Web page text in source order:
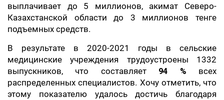
выплачивает до 5 миллионов, акимат Северо-
Казахстанской области до 3 миллионов тенге
подъемных средств.
В результате в 2020-2021 годы в сельские
медицинские учреждения трудоустроены 1332
выпускников, что составляет 94 % всех
распределенных специалистов. Хочу отметить, что
этому показателю удалось достичь благодаря